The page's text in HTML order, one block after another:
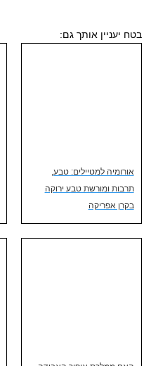
בטח יעניין אותך גם:
אורומיה למטיילים: טבע,
תרבות ומורשת טבע ירוקה
בקרן אפריקה